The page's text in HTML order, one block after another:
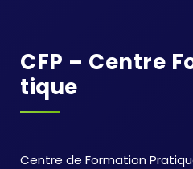
CFP – Centre
Tique
Centre de Formation